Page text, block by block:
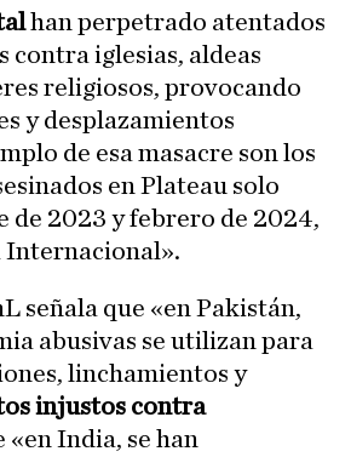
han perpetrado atentados
contra iglesias, aldeas
religiosos, provocando
y desplazamientos
de esa masacre son los
en Plateau solo
de 2023 y febrero de 2024,
Internacional».
señala que «en Pakistán,
abusivas se utilizan para
linchamientos y
injustos contra
«en India, se han